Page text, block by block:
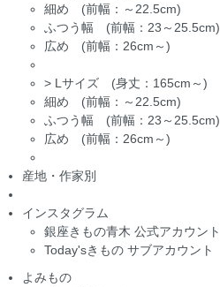
細め (前幅：～22.5cm)
ふつう幅 (前幅：23～25.5cm)
広め (前幅：26cm～)
> Lサイズ (身丈：165cm～)
細め (前幅：～22.5cm)
ふつう幅 (前幅：23～25.5cm)
広め (前幅：26cm～)
産地・作家別
インスタグラム
銀座きもの青木 公式アカウント
Today'sきもの サブアカウント
よみもの